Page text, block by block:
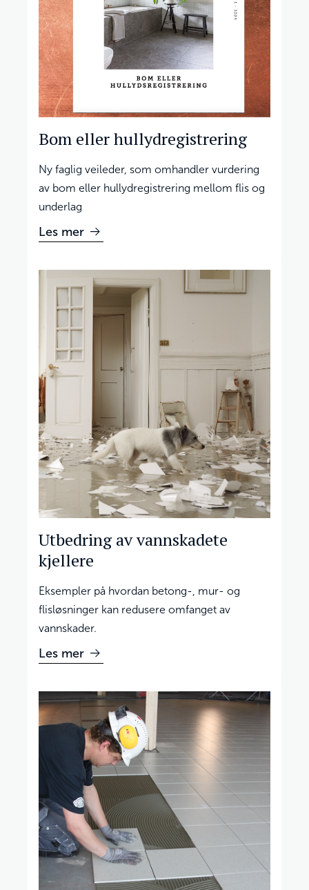
Bom eller hullydregistrering
Ny faglig veileder, som omhandler vurdering
av bom eller hullydregistrering mellom flis og
underlag
Les mer
Utbedring av vannskadete
kjellere
Eksempler på hvordan betong-, mur- og
flisløsninger kan redusere omfanget av
vannskader.
Les mer